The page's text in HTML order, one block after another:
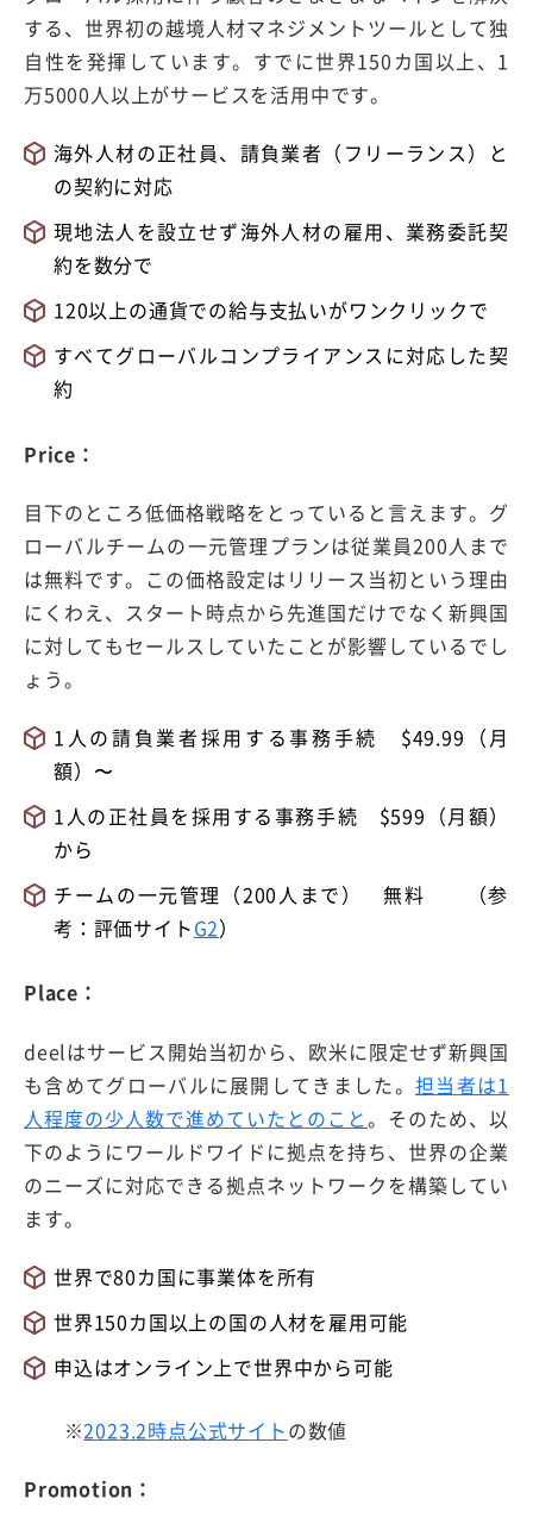
する、世界初の越境人材マネジメントツールとして独
自性を発揮しています。すでに世界150カ国以上、1
万5000人以上がサービスを活用中です。
海外人材の正社員、請負業者（フリーランス）と
の契約に対応
現地法人を設立せず海外人材の雇用、業務委託契
約を数分で
120以上の通貨での給与支払いがワンクリックで
すべてグローバルコンプライアンスに対応した契
約
Price：
目下のところ低価格戦略をとっていると言えます。グ
ローバルチームの一元管理プランは従業員200人まで
は無料です。この価格設定はリリース当初という理由
にくわえ、スタート時点から先進国だけでなく新興国
に対してもセールスしていたことが影響しているでし
ょう。
1人の請負業者採用する事務手続 $49.99（月
額）〜
1人の正社員を採用する事務手続 $599（月額）
から
チームの一元管理（200人まで） 無料 （参
考：評価サイトG2）
Place：
deelはサービス開始当初から、欧米に限定せず新興国
も含めてグローバルに展開してきました。 担当者は1
人程度の少人数で進めていたとのこと。そのため、以
下のようにワールドワイドに拠点を持ち、世界の企業
のニーズに対応できる拠点ネットワークを構築してい
ます。
世界で80カ国に事業体を所有
世界150カ国以上の国の人材を雇用可能
申込はオンライン上で世界中から可能
※2023.2時点公式サイトの数値
Promotion：